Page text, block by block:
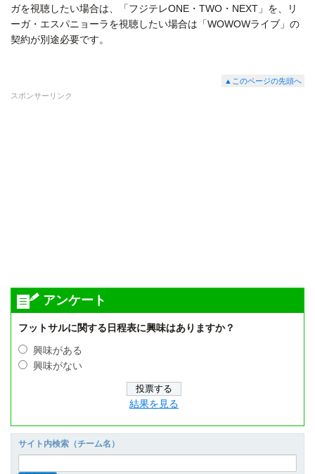
ガを視聴したい場合は、「フジテレONE・TWO・NEXT」を、リ
ーガ・エスパニョーラを視聴したい場合は「WOWOWライブ」の
契約が別途必要です。
▲このページの先頭へ
スポンサーリンク
アンケート
フットサルに関する日程表に興味はありますか？
興味がある
興味がない
結果を見る
サイト内検索（チーム名）